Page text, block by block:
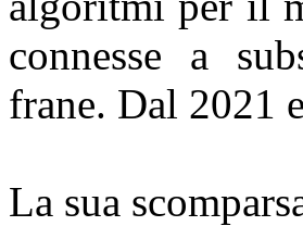
connesse a
frane. Dal 2021
La sua